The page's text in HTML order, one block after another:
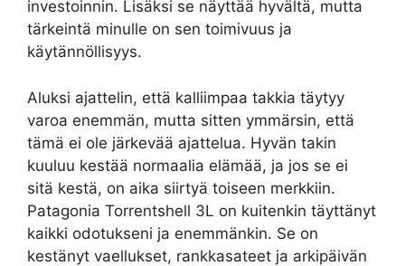
investoinnin. Lisäksi se näyttää hyvältä, mutta
tärkeintä minulle on sen toimivuus ja
käytännöllisyys.
Aluksi ajattelin, että kalliimpaa takkia täytyy
varoa enemmän, mutta sitten ymmärsin, että
tämä ei ole järkevää ajattelua. Hyvän takin
kuuluu kestää normaalia elämää, ja jos se ei
sitä kestä, on aika siirtyä toiseen merkkiin.
Patagonia Torrentshell 3L on kuitenkin täyttänyt
kaikki odotukseni ja enemmänkin. Se on
kestänyt vaellukset, rankkasateet ja arkipäivän